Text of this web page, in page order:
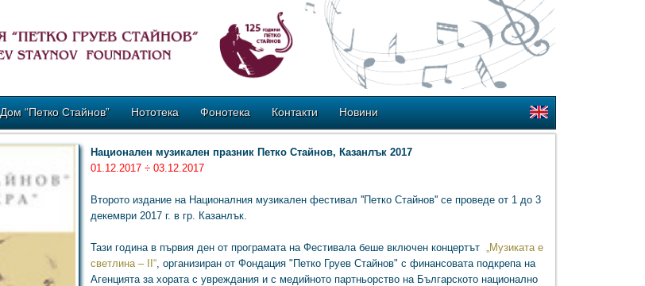
Дом “Петко Стайнов” Нототека Фонотека Контакти Новини
Национален музикален празник Петко Стайнов, Казанлък 2017
01.12.2017 ÷ 03.12.2017
Второто издание на Националния музикален фестивал ''Петко Стайнов'' се проведе от 1 до 3
декември 2017 г. в гр. Казанлък.
Тази година в първия ден от програмата на Фестивала беше включен концертът „Музиката е
светлина – ІІ“, организиран от Фондация "Петко Груев Стайнов" с финансовата подкрепа на
Агенцията за хората с увреждания и с медийното партньорство на Българското национално